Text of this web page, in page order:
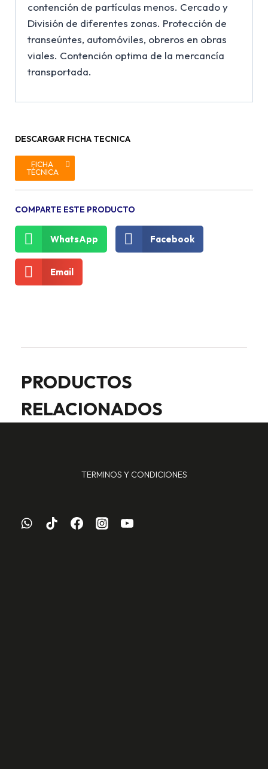
contención de partículas menos. Cercado y
División de diferentes zonas. Protección de
transeúntes, automóviles, obreros en obras
viales. Contención optima de la mercancía
transportada.
DESCARGAR FICHA TECNICA
FICHA
TÉCNICA
COMPARTE ESTE PRODUCTO
WhatsApp Facebook
Email
PRODUCTOS
RELACIONADOS
TERMINOS Y CONDICIONES